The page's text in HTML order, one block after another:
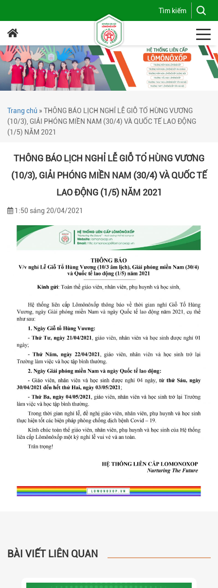
Trang chủ » THÔNG BÁO LỊCH NGHỈ LỄ GIỖ TỔ HÙNG VƯƠNG
(10/3), GIẢI PHÓNG MIỀN NAM (30/4) VÀ QUỐC TẾ LAO ĐỘNG
(1/5) NĂM 2021
THÔNG BÁO LỊCH NGHỈ LỄ GIỖ TỔ HÙNG VƯƠNG
(10/3), GIẢI PHÓNG MIỀN NAM (30/4) VÀ QUỐC TẾ
LAO ĐỘNG (1/5) NĂM 2021
1:50 sáng 20/04/2021
BÀI VIẾT LIÊN QUAN